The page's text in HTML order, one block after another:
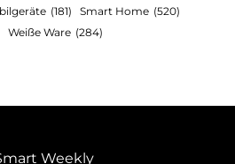
(181) Smart Home (520)
Weiße Ware (284)